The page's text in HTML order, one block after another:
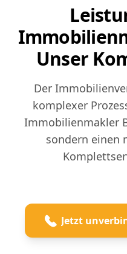
Unser
Der
komplexer
Immobilienmakler
sondern einen
Jetzt